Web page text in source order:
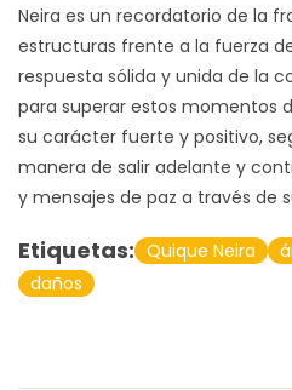
Neira es un recordatorio de la
estructuras frente a la fuerza
respuesta sólida y unida de la
para superar estos momentos
su carácter fuerte y positivo,
manera de salir adelante y
y mensajes de paz a través de
Etiquetas: Quique Neira
daños